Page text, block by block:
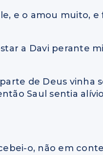
e o amou muito,
a Davi perante
de Deus vinha
Saul sentia
o, não em